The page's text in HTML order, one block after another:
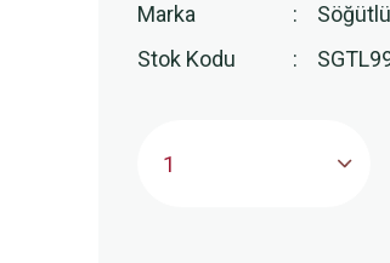
Marka
Stok Kodu